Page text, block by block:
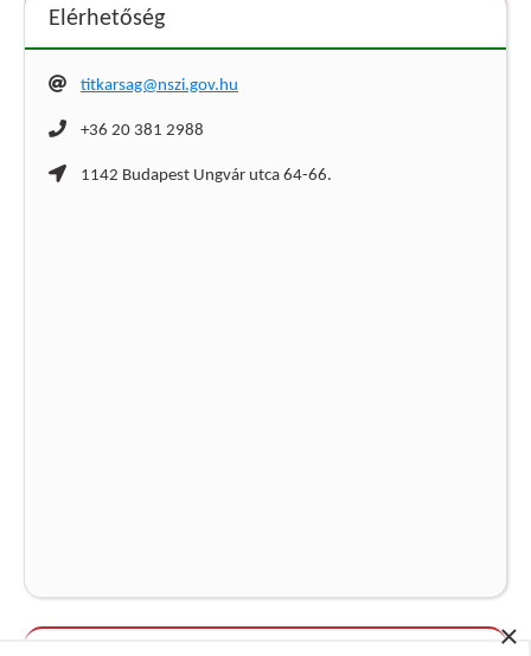
×
Elérhetőség
titkarsag@nszi.gov.hu
+36 20 381 2988
1142 Budapest Ungvár utca 64-66.